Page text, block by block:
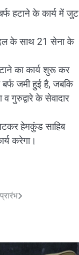
हटाने के कार्य में जुट
दल के साथ 21 सेना के
का कार्य शुरू कर
जमी हुई है, जबकि
गुरुद्वारे के सेवादार
हेमकुंड साहिब
करेगा।